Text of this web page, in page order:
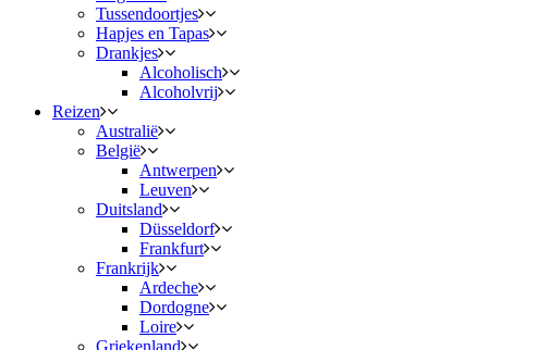
Tussendoortjes
Hapjes en Tapas
Drankjes
Alcoholisch
Alcoholvrij
Reizen
Australië
België
Antwerpen
Leuven
Duitsland
Düsseldorf
Frankfurt
Frankrijk
Ardeche
Dordogne
Loire